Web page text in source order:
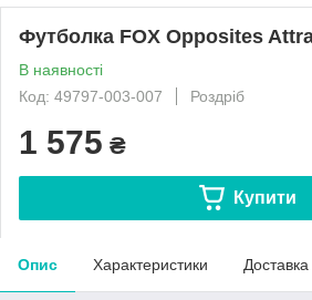
Футболка FOX Opposites
В наявності
Код: 49797-003-007
Роздріб
1 575 ₴
Купити
Опис Характеристики Доставка